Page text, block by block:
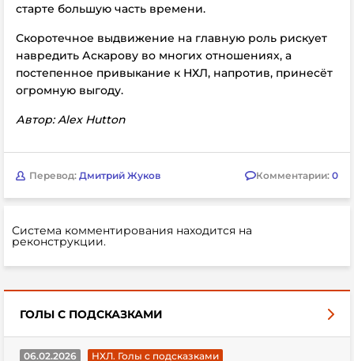
старте большую часть времени.
Скоротечное выдвижение на главную роль рискует
навредить Аскарову во многих отношениях, а
постепенное привыкание к НХЛ, напротив, принесёт
огромную выгоду.
Автор: Alex Hutton
Перевод: Дмитрий Жуков Комментарии: 0
Система комментирования находится на
реконструкции.
ГОЛЫ С ПОДСКАЗКАМИ
06.02.2026
НХЛ. Голы с подсказками